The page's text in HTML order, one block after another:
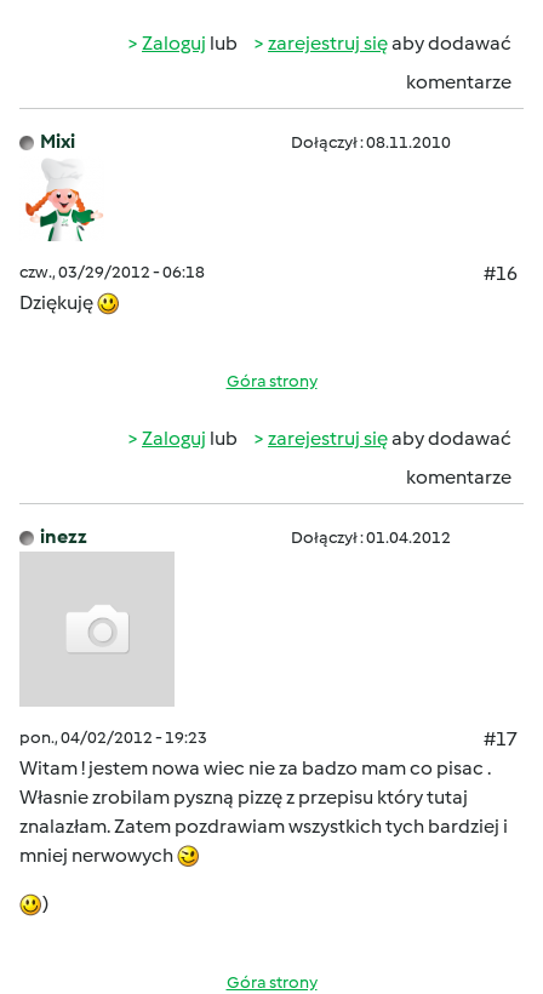
Zaloguj lub zarejestruj sięaby dodawać
komentarze
Mixi Dołączył : 08.11.2010
czw., 03/29/2012 - 06:18
#16
Dziękuję
Góra strony
Zaloguj lub zarejestruj sięaby dodawać
komentarze
inezz Dołączył : 01.04.2012
pon., 04/02/2012 - 19:23
#17
Witam ! jestem nowa wiec nie za badzo mam co pisac .
Własnie zrobilam pyszną pizzę z przepisu który tutaj
znalazłam. Zatem pozdrawiam wszystkich tych bardziej i
mniej nerwowych
)
Góra strony